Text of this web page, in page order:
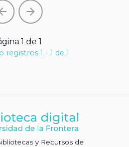
arrow_forward
1 de 1
registros 1 - 1 de 1
y Recursos de